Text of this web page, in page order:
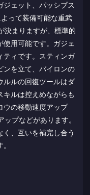
ェット、パッシブス
って装備可能な重武
決まりますが、標準的
用可能です。ガジェ
ティです。スティンガ
ンを立て、バイロンの
ルルの回復ツールはダ
キルは控えめながらも
ウの移動速度アップ
プなどがあります。
、互いを補完し合う